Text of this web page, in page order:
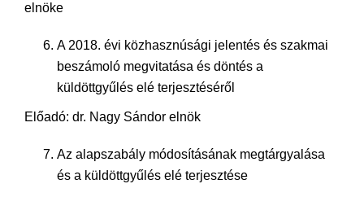
elnöke
A 2018. évi közhasznúsági jelentés és szakmai
beszámoló megvitatása és döntés a
küldöttgyűlés elé terjesztéséről
Előadó: dr. Nagy Sándor elnök
Az alapszabály módosításának megtárgyalása
és a küldöttgyűlés elé terjesztése